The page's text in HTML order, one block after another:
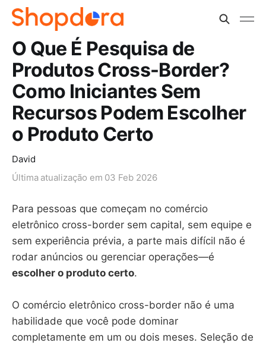
O Que É Pesquisa de
Produtos Cross-Border?
Como Iniciantes Sem
Recursos Podem Escolher
o Produto Certo
David
Última atualização em 03 Feb 2026
Para pessoas que começam no comércio
eletrônico cross-border sem capital, sem equipe e
sem experiência prévia, a parte mais difícil não é
rodar anúncios ou gerenciar operações—é
escolher o produto certo.
O comércio eletrônico cross-border não é uma
habilidade que você pode dominar
completamente em um ou dois meses. Seleção de